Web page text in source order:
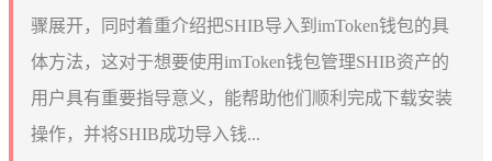
骤展开，同时着重介绍把SHIB导入到imToken钱包的具
体方法，这对于想要使用imToken钱包管理SHIB资产的
用户具有重要指导意义，能帮助他们顺利完成下载安装
操作，并将SHIB成功导入钱...